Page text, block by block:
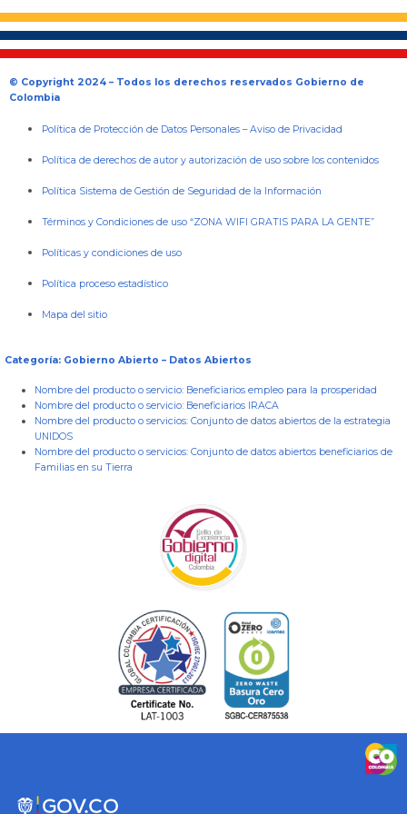
© Copyright 2024 – Todos los derechos reservados Gobierno de
Colombia
Política de Protección de Datos Personales –Aviso de Privacidad
Política de derechos de autor y autorización de uso sobre los contenidos
Política Sistema de Gestión de Seguridad de la Información
Términos y Condiciones de uso “ZONA WIFI GRATIS PARA LA GENTE”
Políticas y condiciones de uso
Política proceso estadístico
Mapa del sitio
Categoría: Gobierno Abierto – Datos Abiertos
Nombre del producto o servicio: Beneficiarios empleo para la prosperidad
Nombre del producto o servicio: Beneficiarios IRACA
Nombre del producto o servicios: Conjunto de datos abiertos de la estrategia
UNIDOS
Nombre del producto o servicios: Conjunto de datos abiertos beneficiarios de
Familias en su Tierra